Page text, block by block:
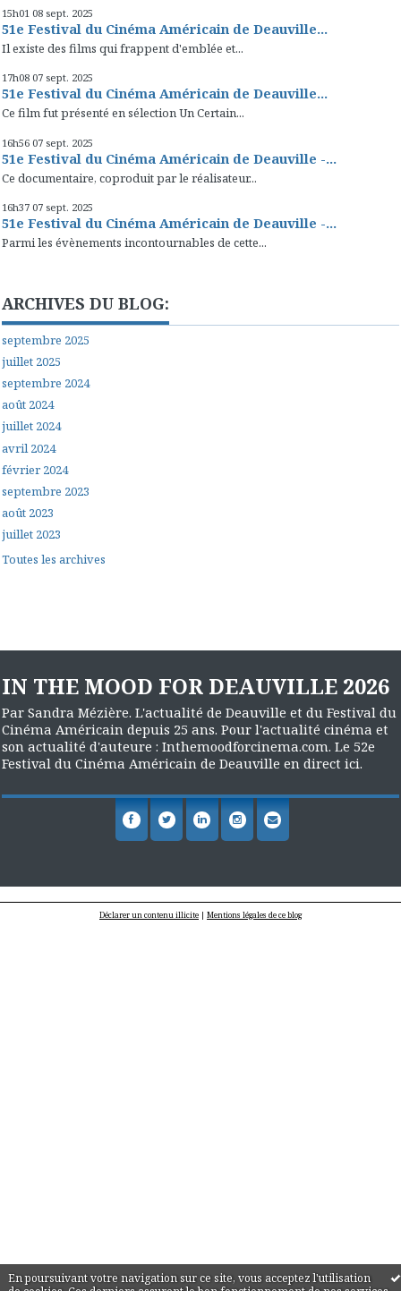
En poursuivant votre navigation sur ce site, vous acceptez l'utilisation
15h01 08 sept. 2025
51e Festival du Cinéma Américain de Deauville...
Il existe des films qui frappent d'emblée et...
17h08 07 sept. 2025
51e Festival du Cinéma Américain de Deauville...
Ce film fut présenté en sélection Un Certain...
16h56 07 sept. 2025
51e Festival du Cinéma Américain de Deauville -...
Ce documentaire, coproduit par le réalisateur...
16h37 07 sept. 2025
51e Festival du Cinéma Américain de Deauville -...
Parmi les évènements incontournables de cette...
ARCHIVES DU BLOG:
septembre 2025
juillet 2025
septembre 2024
août 2024
juillet 2024
avril 2024
février 2024
septembre 2023
août 2023
juillet 2023
Toutes les archives
IN THE MOOD FOR DEAUVILLE 2026
Par Sandra Mézière. L'actualité de Deauville et du Festival du
Cinéma Américain depuis 25 ans. Pour l'actualité cinéma et
son actualité d'auteure : Inthemoodforcinema.com. Le 52e
Festival du Cinéma Américain de Deauville en direct ici.
Déclarer un contenu illicite | Mentions légales de ce blog